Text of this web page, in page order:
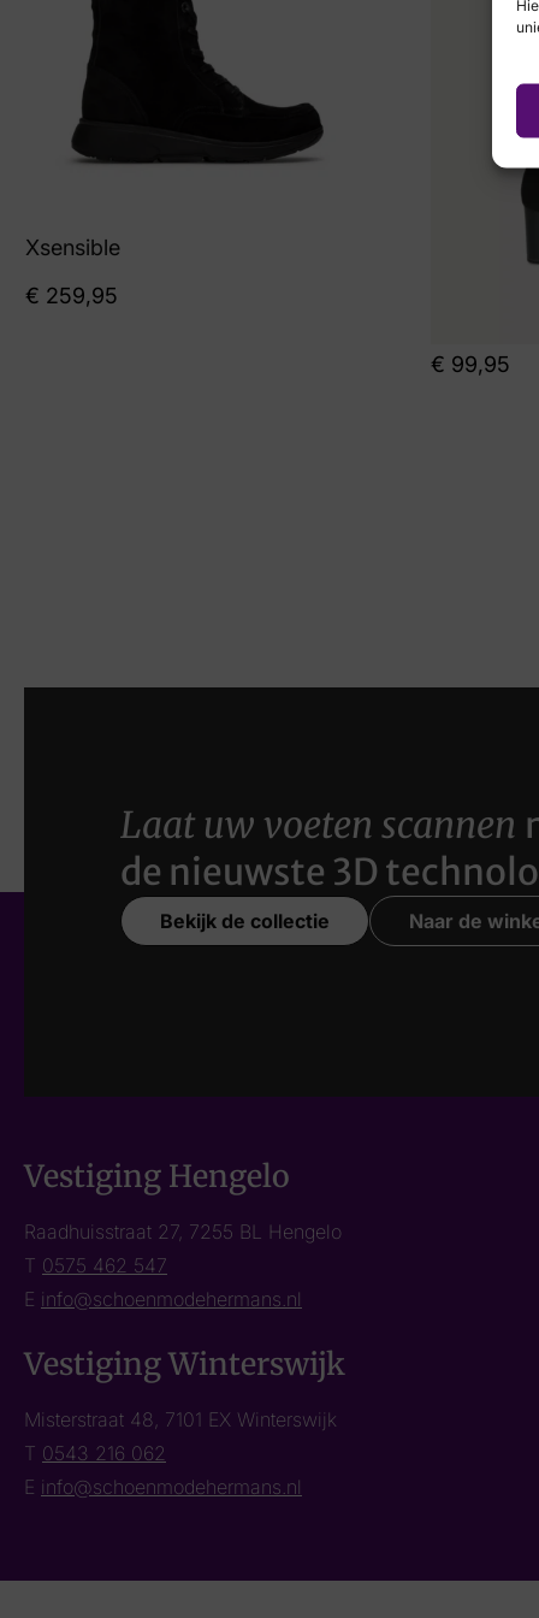
Xsensible
€ 259,95
€ 99,95
Laat uw voeten scannen
de nieuwste 3D
Bekijk de collectie Naar de
Vestiging Hengelo
Raadhuisstraat 27, 7255 BL Hengelo
T 0575 462 547
E info@schoenmodehermans.nl
Vestiging Winterswijk
Misterstraat 48, 7101 EX Winterswijk
T 0543 216 062
E info@schoenmodehermans.nl